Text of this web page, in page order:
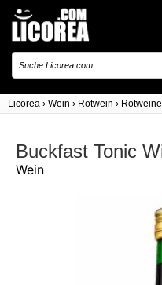
Licorea › Wein › Rotwein ›
Buckfast Tonic
Wein